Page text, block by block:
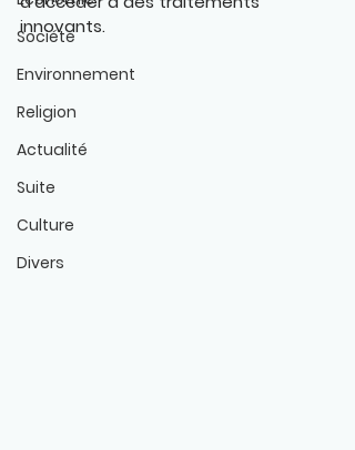
Société
Environnement
Religion
Actualité
Suite
Culture
Divers
innovants.